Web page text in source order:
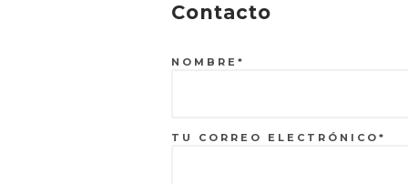
Contacto
NOMBRE*
TU CORREO ELECTRÓNICO*